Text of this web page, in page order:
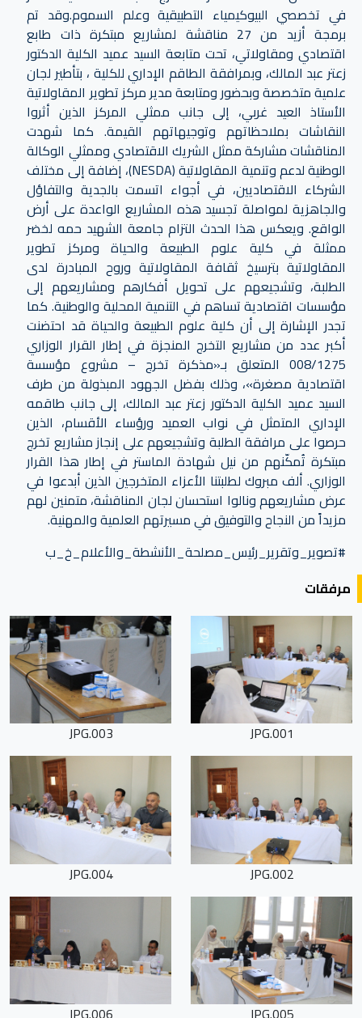
في تخصصي البيوكيمياء التطبيقية وعلم السموم.وقد تم
برمجة أزيد من 27 مناقشة لمشاريع مبتكرة ذات طابع
اقتصادي ومقاولاتي، تحت متابعة السيد عميد الكلية الدكتور
زعتر عبد المالك، وبمرافقة الطاقم الإداري للكلية ، بتأطير لجان
علمية متخصصة وبحضور ومتابعة مدير مركز تطوير المقاولاتية
الأستاذ العيد غربي، إلى جانب ممثلي المركز الذين أثروا
النقاشات بملاحظاتهم وتوجيهاتهم القيمة. كما شهدت
المناقشات مشاركة ممثل الشريك الاقتصادي وممثلي الوكالة
الوطنية لدعم وتنمية المقاولاتية (NESDA)، إضافة إلى مختلف
الشركاء الاقتصاديين، في أجواء اتسمت بالجدية والتفاؤل
والجاهزية لمواصلة تجسيد هذه المشاريع الواعدة على أرض
الواقع. ويعكس هذا الحدث التزام جامعة الشهيد حمه لخضر
ممثلة في كلية علوم الطبيعة والحياة ومركز تطوير
المقاولاتية بترسيخ ثقافة المقاولاتية وروح المبادرة لدى
الطلبة، وتشجيعهم على تحويل أفكارهم ومشاريعهم إلى
مؤسسات اقتصادية تساهم في التنمية المحلية والوطنية. كما
تجدر الإشارة إلى أن كلية علوم الطبيعة والحياة قد احتضنت
أكبر عدد من مشاريع التخرج المنجزة في إطار القرار الوزاري
008/1275 المتعلق بـ«مذكرة تخرج – مشروع مؤسسة
اقتصادية مصغرة»، وذلك بفضل الجهود المبذولة من طرف
السيد عميد الكلية الدكتور زعتر عبد المالك، إلى جانب طاقمه
الإداري المتمثل في نواب العميد ورؤساء الأقسام، الذين
حرصوا على مرافقة الطلبة وتشجيعهم على إنجاز مشاريع تخرج
مبتكرة تُمكّنهم من نيل شهادة الماستر في إطار هذا القرار
الوزاري. ألف مبروك لطلبتنا الأعزاء المتخرجين الذين أبدعوا في
عرض مشاريعهم ونالوا استحسان لجان المناقشة، متمنين لهم
مزيداً من النجاح والتوفيق في مسيرتهم العلمية والمهنية.
#تصوير_وتقرير_رئيس_مصلحة_الأنشطة_والأعلام_خ_ب
مرفقات
001.JPG
003.JPG
002.JPG
004.JPG